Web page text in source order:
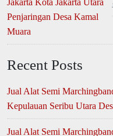
Recent Posts
Jual Alat Semi
Kepulauan Seribu Utara
Jual Alat Semi